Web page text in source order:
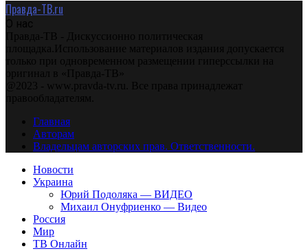
Правда-ТВ.ru
О нас
Правда-ТВ - Дискуссионно политическая
площадка.Использование материалов издания допускается
только при одновременном размещении гиперссылки на
оригинал в «Правда-ТВ»
@2023 - www.pravda-tv.ru. Все права принадлежат
правообладателям.
Главная
Авторам
Владельцам авторских прав. Ответственности.
Новости
Украина
Юрий Подоляка — ВИДЕО
Михаил Онуфриенко — Видео
Россия
Мир
ТВ Онлайн